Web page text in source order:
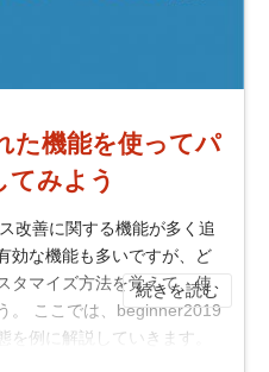
た機能を使ってパ
てみよう
改善に関する機能が多く追
効な機能も多いですが、ど
タマイズ方法を覚えて、使
。 ここでは、beginner2019
例に解説していきます。
続きを読む